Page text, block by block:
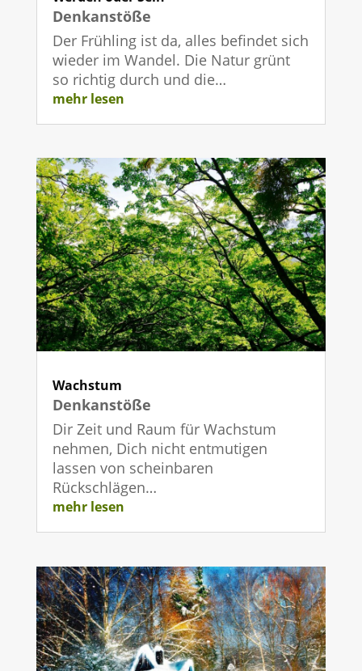
Denkanstöße
Der Frühling ist da, alles befindet sich
wieder im Wandel. Die Natur grünt
so richtig durch und die…
mehr lesen
Wachstum
Denkanstöße
Dir Zeit und Raum für Wachstum
nehmen, Dich nicht entmutigen
lassen von scheinbaren
Rückschlägen…
mehr lesen